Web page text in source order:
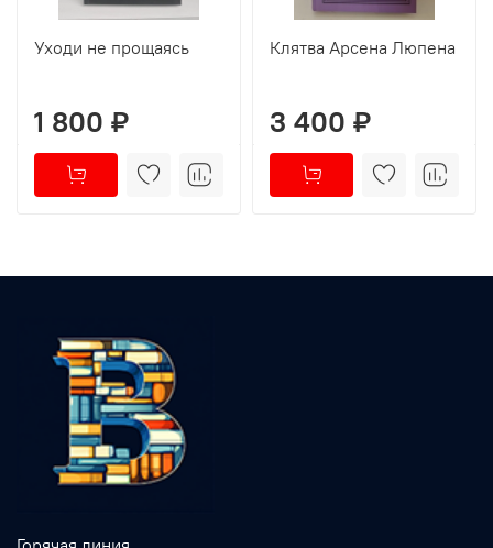
Уходи не прощаясь
1 800 ₽
Клятва Арсена Люпена
3 400 ₽